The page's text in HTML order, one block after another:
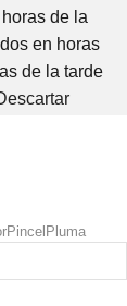
de la
en horas
de la tarde
Pincel Pluma